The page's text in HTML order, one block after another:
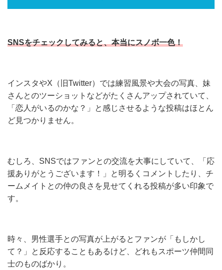
SNSをチェックしてみると、本当にスノボ一色！
インスタやX（旧Twitter）では練習風景や大会の写真、妹
さんとのツーショットなどがたくさんアップされていて、
「恋人がいるのかな？」と感じさせるような投稿はほとん
ど見つかりません。
むしろ、SNSではファンとの交流を大事にしていて、「応
援ありがとうございます！」と明るくコメントしたり、チ
ームメイトとの仲の良さを見せてくれる投稿が多い印象で
す。
時々、男性選手との写真が上がるとファンが「もしかし
て？」と反応することもあるけど、どれもスポーツ仲間同
士のものばかり。